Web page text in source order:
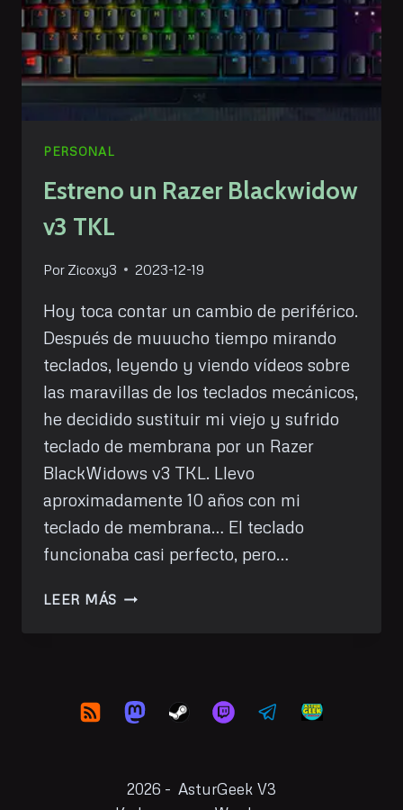
PERSONAL
Estreno un Razer Blackwidow
v3 TKL
Por Zicoxy3 2023-12-19
Hoy toca contar un cambio de periférico.
Después de muuucho tiempo mirando
teclados, leyendo y viendo vídeos sobre
las maravillas de los teclados mecánicos,
he decidido sustituir mi viejo y sufrido
teclado de membrana por un Razer
BlackWidows v3 TKL. Llevo
aproximadamente 10 años con mi
teclado de membrana… El teclado
funcionaba casi perfecto, pero…
LEER MÁS ESTRENO
TKL
2026 - AsturGeek V3